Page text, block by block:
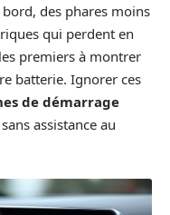
des phares moins
qui perdent en
premiers à montrer
batterie. Ignorer ces
de démarrage
assistance au